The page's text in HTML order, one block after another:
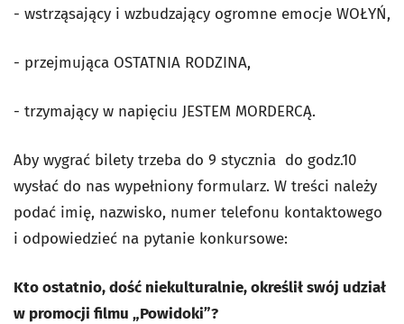
- wstrząsający i wzbudzający ogromne emocje WOŁYŃ,
- przejmująca OSTATNIA RODZINA,
- trzymający w napięciu JESTEM MORDERCĄ.
Aby wygrać bilety trzeba do 9 stycznia do godz.10
wysłać do nas wypełniony formularz. W treści należy
podać imię, nazwisko, numer telefonu kontaktowego
i odpowiedzieć na pytanie konkursowe:
Kto ostatnio, dość niekulturalnie, określił swój udział
w promocji filmu „Powidoki”?